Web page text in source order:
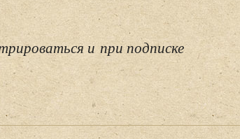
и при подписке